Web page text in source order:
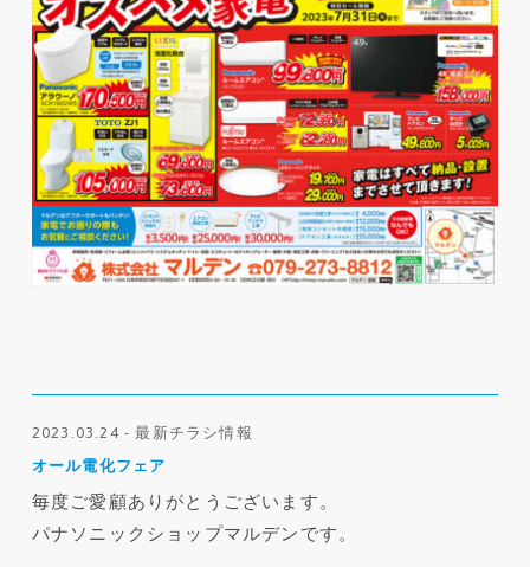
2023.03.24 - 最新チラシ情報
オール電化フェア
毎度ご愛顧ありがとうございます。
パナソニックショップマルデンです。